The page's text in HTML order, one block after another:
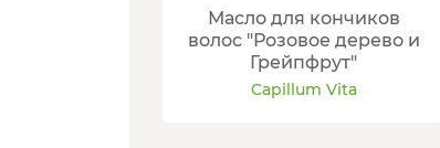
Масло для кончиков
волос "Розовое дерево и
Грейпфрут"
Capillum Vita